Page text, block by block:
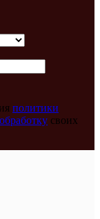
политики
своих